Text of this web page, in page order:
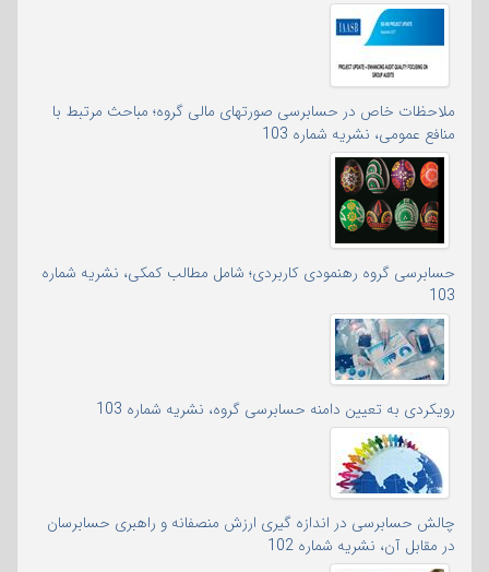
ملاحظات خاص در حسابرسی صورتهای مالی گروه؛ مباحث مرتبط با
منافع عمومی، نشریه شماره 103
حسابرسی گروه رهنمودی کاربردی؛ شامل مطالب کمکی، نشریه شماره
103
رویکردی به تعیین دامنه حسابرسی گروه، نشریه شماره 103
چالش حسابرسی در اندازه گیری ارزش منصفانه و راهبری حسابرسان
در مقابل آن، نشریه شماره 102